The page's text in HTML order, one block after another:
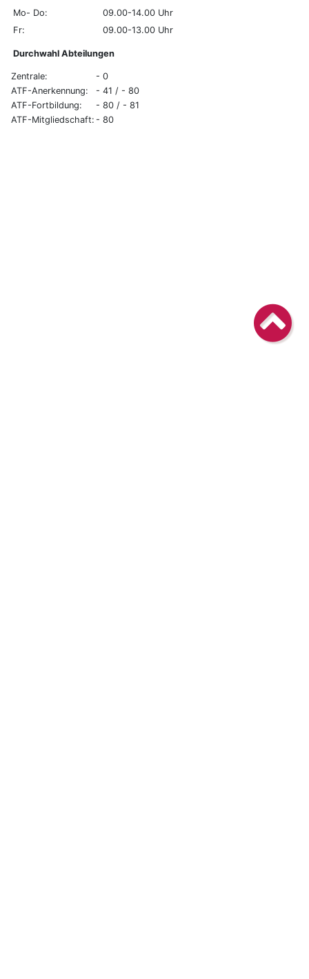
Mo- Do:
09.00-14.00 Uhr
Fr:
09.00-13.00 Uhr
Durchwahl Abteilungen
Zentrale:
- 0
ATF-Anerkennung:
- 41 / - 80
ATF-Fortbildung:
- 80 / - 81
ATF-Mitgliedschaft: - 80